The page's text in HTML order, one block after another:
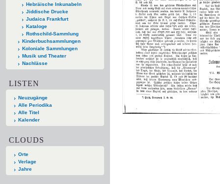
Hebräische Inkunabeln
Jiddische Drucke
Judaica Frankfurt
Kataloge
Rothschild-Sammlung
Kinderbuchsammlungen
Koloniale Sammlungen
Musik und Theater
Nachlässe
LISTEN
Neuzugänge
Alle Periodika
Alle Titel
Kalender
CLOUDS
Orte
Verlage
Jahre